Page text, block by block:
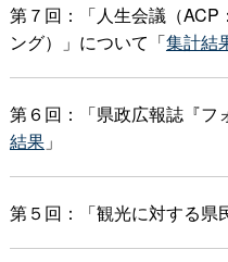
第７回：「人生会議（ACP
ング）」について「集計結
第６回：「県政広報誌『フ
結果」
第５回：「観光に対する県